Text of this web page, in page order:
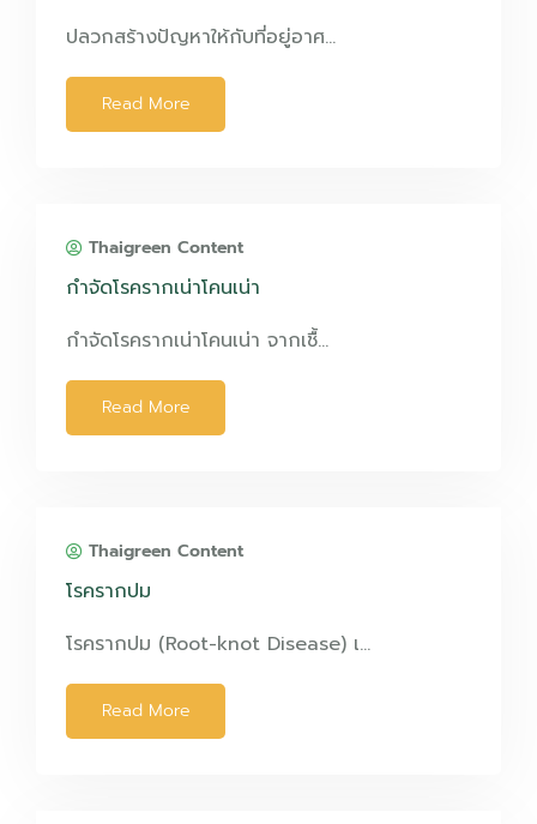
ปลวกสร้างปัญหาให้กับที่อยู่อาศ…
Read More
Thaigreen Content
กำจัดโรครากเน่าโคนเน่า
กำจัดโรครากเน่าโคนเน่า จากเชื้…
Read More
Thaigreen Content
โรครากปม
โรครากปม (Root-knot Disease) เ…
Read More